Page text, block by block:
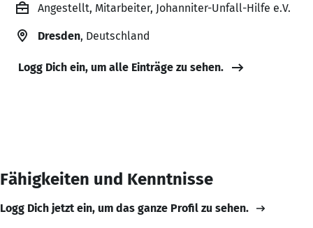
Angestellt, Mitarbeiter, Johanniter-Unfall-Hilfe e.V.
Dresden, Deutschland
Logg Dich ein, um alle Einträge zu sehen.
Fähigkeiten und Kenntnisse
Logg Dich jetzt ein, um das ganze Profil zu sehen.